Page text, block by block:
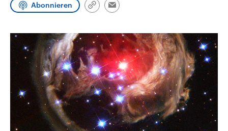
Abonnieren
Link
Email